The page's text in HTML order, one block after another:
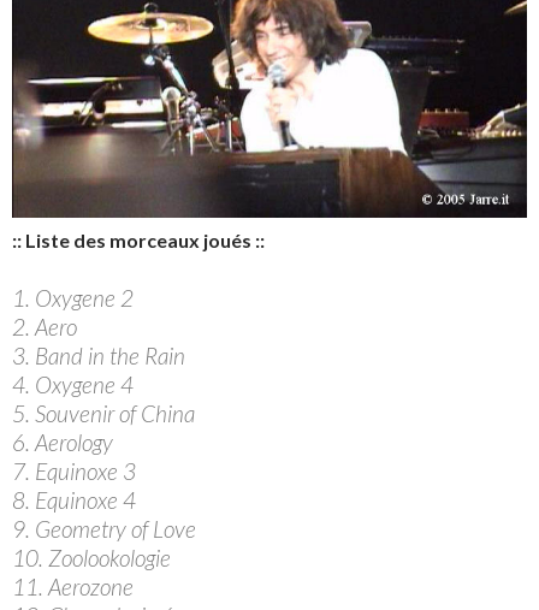
:: Liste des morceaux joués ::
1. Oxygene 2
2. Aero
3. Band in the Rain
4. Oxygene 4
5. Souvenir of China
6. Aerology
7. Equinoxe 3
8. Equinoxe 4
9. Geometry of Love
10. Zoolookologie
11. Aerozone